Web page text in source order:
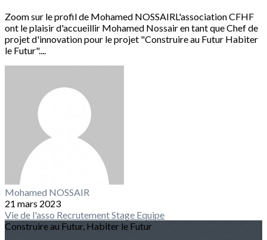
Zoom sur le profil de Mohamed NOSSAIRL'association CFHF
ont le plaisir d'accueillir Mohamed Nossair en tant que Chef de
projet d'innovation pour le projet "Construire au Futur Habiter
le Futur"....
Mohamed NOSSAIR
21 mars 2023
Vie de l'asso RecrutementStage Equipe
Construire au Futur, Habiter le Futur